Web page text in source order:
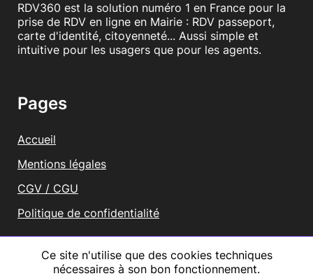
Ce site n'utilise que des cookies techniques
nécessaires à son bon fonctionnement.
RDV360 est la solution numéro 1 en France pour la
prise de RDV en ligne en Mairie : RDV passeport,
carte d'identité, citoyenneté... Aussi simple et
intuitive pour les usagers que pour les agents.
Pages
Accueil
Mentions légales
CGV / CGU
Politique de confidentialité
Vous représentez une mairie ?